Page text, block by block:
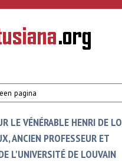
gaan
LE VÉNÉRABLE HENRI DE
ANCIEN PROFESSEUR ET
L'UNIVERSITÉ DE LOUVAIN